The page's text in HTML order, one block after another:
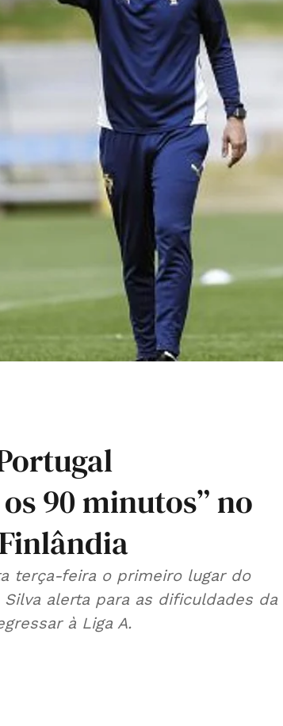
90 minutos” no
terça-feira o primeiro lugar do
alerta para as dificuldades da
à Liga A.